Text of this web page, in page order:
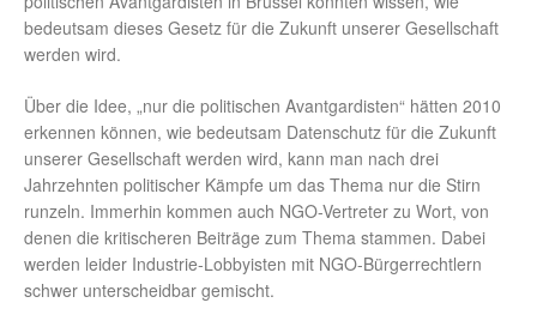
bedeutsam dieses Gesetz für die Zukunft unserer Gesellschaft
werden wird.
Über die Idee, „nur die politischen Avantgardisten“ hätten 2010
erkennen können, wie bedeutsam Datenschutz für die Zukunft
unserer Gesellschaft werden wird, kann man nach drei
Jahrzehnten politischer Kämpfe um das Thema nur die Stirn
runzeln. Immerhin kommen auch NGO-Vertreter zu Wort, von
denen die kritischeren Beiträge zum Thema stammen. Dabei
werden leider Industrie-Lobbyisten mit NGO-Bürgerrechtlern
schwer unterscheidbar gemischt.